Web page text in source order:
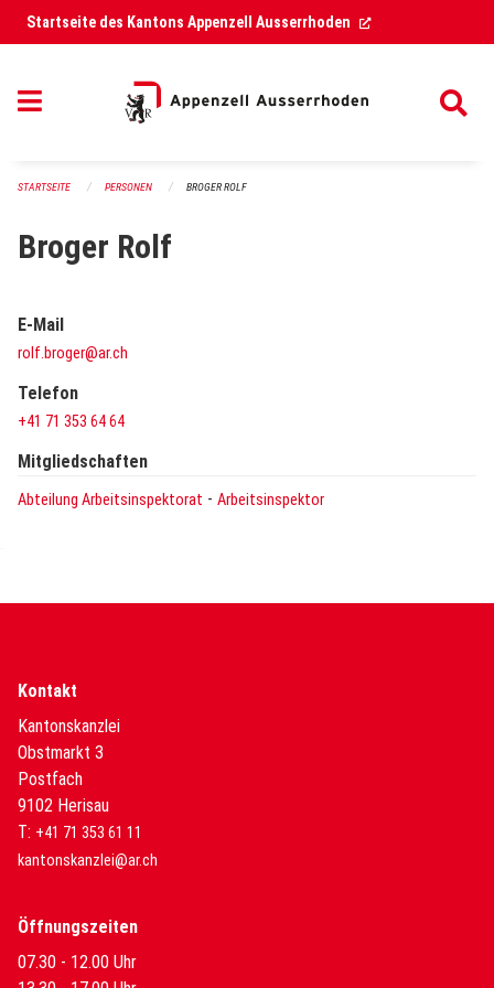
Navigation überspringen
Startseite des Kantons Appenzell Ausserrhoden (External Link)
STARTSEITE PERSONEN BROGER ROLF
Broger Rolf
E-Mail
rolf.broger@ar.ch
Telefon
+41 71 353 64 64
Mitgliedschaften
Abteilung Arbeitsinspektorat - Arbeitsinspektor
Kontakt
Kantonskanzlei
Obstmarkt 3
Postfach
9102 Herisau
T: +41 71 353 61 11
kantonskanzlei@ar.ch
Öffnungszeiten
07.30 - 12.00 Uhr